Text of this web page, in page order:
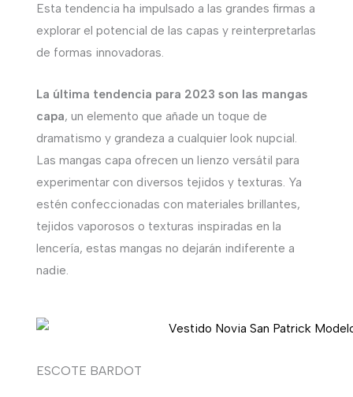
Esta tendencia ha impulsado a las grandes firmas a
explorar el potencial de las capas y reinterpretarlas
de formas innovadoras.
La última tendencia para 2023 son las mangas
capa, un elemento que añade un toque de
dramatismo y grandeza a cualquier look nupcial.
Las mangas capa ofrecen un lienzo versátil para
experimentar con diversos tejidos y texturas. Ya
estén confeccionadas con materiales brillantes,
tejidos vaporosos o texturas inspiradas en la
lencería, estas mangas no dejarán indiferente a
nadie.
ESCOTE BARDOT